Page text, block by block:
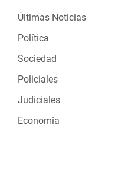
Últimas Noticias
Política
Sociedad
Policiales
Judiciales
Economia